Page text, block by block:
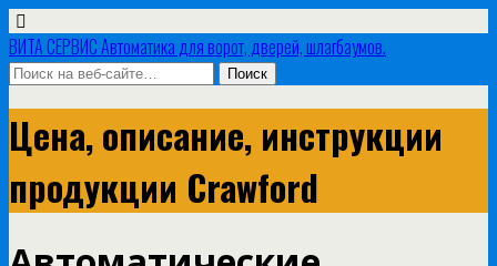
ВИТА СЕРВИС Автоматика для ворот, дверей, шлагбаумов.
Цена, описание, инструкции
продукции Crawford